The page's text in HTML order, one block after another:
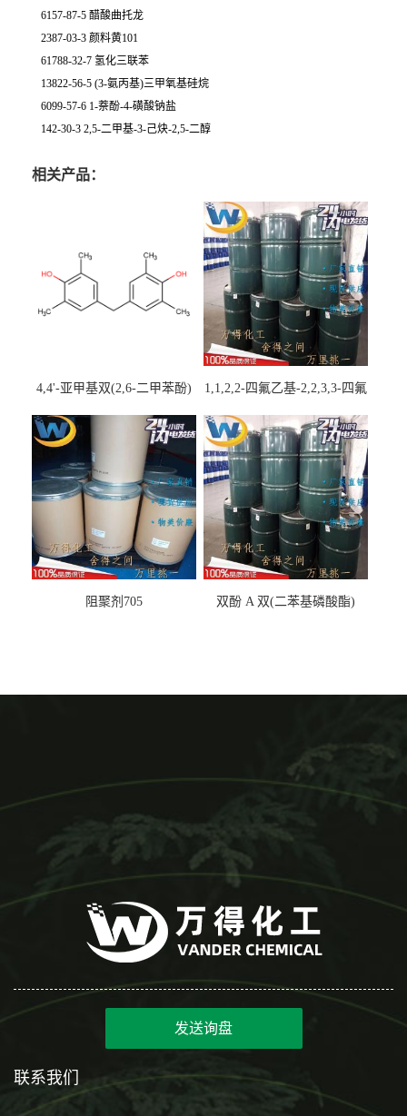
6157-87-5 醋酸曲托龙
2387-03-3 颜料黄101
61788-32-7 氢化三联苯
13822-56-5 (3-氨丙基)三甲氧基硅烷
6099-57-6 1-萘酚-4-磺酸钠盐
142-30-3 2,5-二甲基-3-己炔-2,5-二醇
相关产品：
4,4'-亚甲基双(2,6-二甲苯酚)
1,1,2,2-四氟乙基-2,2,3,3-四氟
阻聚剂705 双酚 A 双(二苯基磷酸酯)
发送询盘
联系我们